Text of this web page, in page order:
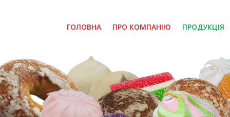
ГОЛОВНА ПРО КОМПАНІЮ ПРОДУКЦІЯ